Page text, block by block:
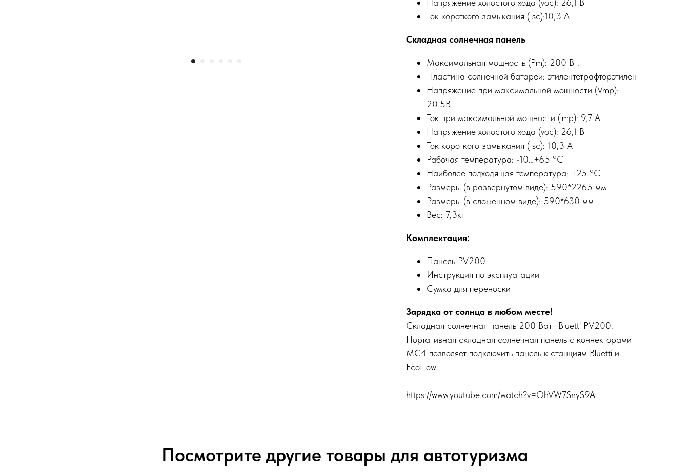
Ток короткого замыкания (Isc):10,3 A
Складная солнечная панель
Максимальная мощность (Pm): 200 Вт.
Пластина солнечной батареи: этилентетрафторэтилен
Напряжение при максимальной мощности (Vmp):
20.5В
Ток при максимальной мощности (lmp): 9,7 А
Напряжение холостого хода (voc): 26,1 В
Ток короткого замыкания (Isc): 10,3 A
Рабочая температура: -10…+65 °C
Наиболее подходящая температура: +25 °C
Размеры (в развернутом виде): 590*2265 мм
Размеры (в сложенном виде): 590*630 мм
Вес: 7,3кг
Комплектация:
Панель PV200
Инструкция по эксплуатации
Сумка для переноски
Зарядка от солнца в любом месте!
Складная солнечная панель 200 Ватт Bluetti PV200.
Портативная складная солнечная панель с коннекторами
MC4 позволяет подключить панель к станциям Bluetti и
EcoFlow.
https://www.youtube.com/watch?v=OhVW7SnyS9A
Посмотрите другие товары для автотуризма